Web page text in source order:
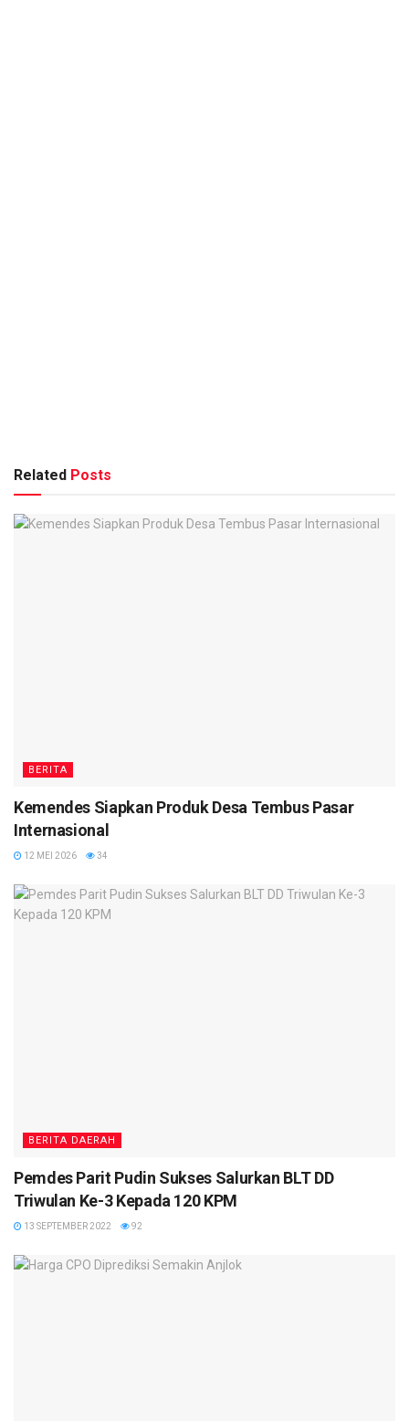
Related Posts
BERITA
Kemendes Siapkan Produk Desa Tembus Pasar
Internasional
12 MEI 2026 34
BERITA DAERAH
Pemdes Parit Pudin Sukses Salurkan BLT DD
Triwulan Ke-3 Kepada 120 KPM
13 SEPTEMBER 2022 92